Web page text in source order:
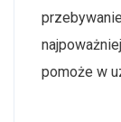
pomoże w